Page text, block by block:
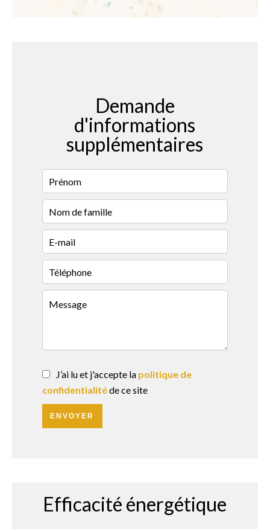
Demande
d'informations
supplémentaires
J’ai lu et j'accepte la politique de
confidentialitéde ce site
ENVOYER
Efficacité énergétique